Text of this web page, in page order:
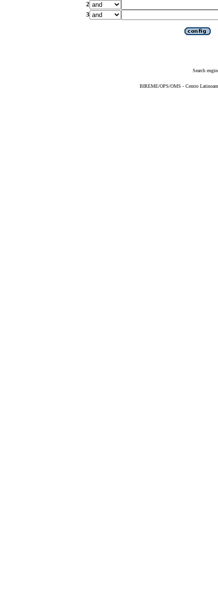
2
3
Search
BIREME/OPS/OMS - Centro